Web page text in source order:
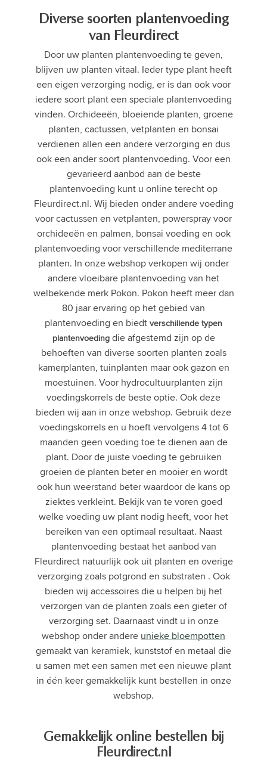
Diverse soorten plantenvoeding
van Fleurdirect
Door uw planten plantenvoeding te geven,
blijven uw planten vitaal. Ieder type plant heeft
een eigen verzorging nodig, er is dan ook voor
iedere soort plant een speciale plantenvoeding
vinden. Orchideeën, bloeiende planten, groene
planten, cactussen, vetplanten en bonsai
verdienen allen een andere verzorging en dus
ook een ander soort plantenvoeding. Voor een
gevarieerd aanbod aan de beste
plantenvoeding kunt u online terecht op
Fleurdirect.nl. Wij bieden onder andere voeding
voor cactussen en vetplanten, powerspray voor
orchideeën en palmen, bonsai voeding en ook
plantenvoeding voor verschillende mediterrane
planten. In onze webshop verkopen wij onder
andere vloeibare plantenvoeding van het
welbekende merk Pokon. Pokon heeft meer dan
80 jaar ervaring op het gebied van
plantenvoeding en biedt verschillende typen
plantenvoedingdie afgestemd zijn op de
behoeften van diverse soorten planten zoals
kamerplanten, tuinplanten maar ook gazon en
moestuinen. Voor hydrocultuurplanten zijn
voedingskorrels de beste optie. Ook deze
bieden wij aan in onze webshop. Gebruik deze
voedingskorrels en u hoeft vervolgens 4 tot 6
maanden geen voeding toe te dienen aan de
plant. Door de juiste voeding te gebruiken
groeien de planten beter en mooier en wordt
ook hun weerstand beter waardoor de kans op
ziektes verkleint. Bekijk van te voren goed
welke voeding uw plant nodig heeft, voor het
bereiken van een optimaal resultaat. Naast
plantenvoeding bestaat het aanbod van
Fleurdirect natuurlijk ook uit planten en overige
verzorging zoals potgrond en substraten . Ook
bieden wij accessoires die u helpen bij het
verzorgen van de planten zoals een gieter of
verzorging set. Daarnaast vindt u in onze
webshop onder andere unieke bloempotten
gemaakt van keramiek, kunststof en metaal die
u samen met een samen met een nieuwe plant
in één keer gemakkelijk kunt bestellen in onze
webshop.
Gemakkelijk online bestellen bij
Fleurdirect.nl